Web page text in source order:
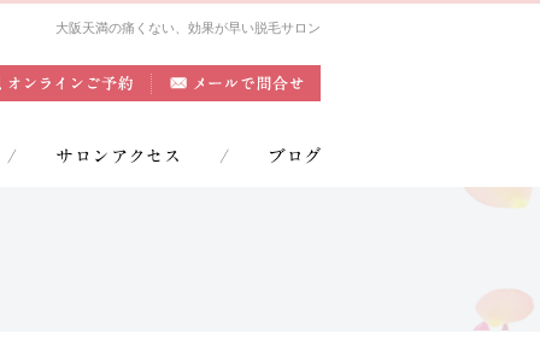
大阪天満の痛くない、効果が早い脱毛サロン